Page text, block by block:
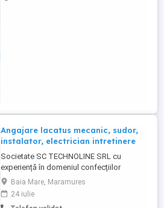
Angajare lacatus mecanic, sudor,
instalator, electrician intretinere
Societate SC TECHNOLINE SRL cu
experiență în domeniul confecțiilor
metalice și instalațiilor industriale își
mărește echipa și angajează în condiții
avantajoase : Lăcătuș mecanic Sudor
Baia Mare, Maramures
24 iulie